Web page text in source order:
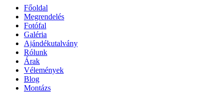
Főoldal
Megrendelés
Fotófal
Galéria
Ajándékutalvány
Rólunk
Árak
Vélemények
Blog
Montázs